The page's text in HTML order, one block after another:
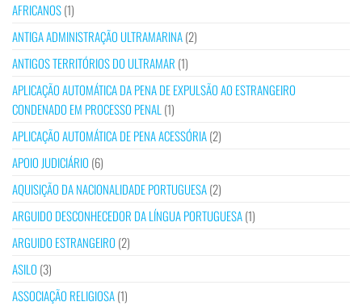
AFRICANOS(1)
ANTIGA ADMINISTRAÇÃO ULTRAMARINA(2)
ANTIGOS TERRITÓRIOS DO ULTRAMAR (1)
APLICAÇÃO AUTOMÁTICA DA PENA DE EXPULSÃO AO ESTRANGEIRO
CONDENADO EM PROCESSO PENAL (1)
APLICAÇÃO AUTOMÁTICA DE PENA ACESSÓRIA(2)
APOIO JUDICIÁRIO (6)
AQUISIÇÃO DA NACIONALIDADE PORTUGUESA(2)
ARGUIDO DESCONHECEDOR DA LÍNGUA PORTUGUESA(1)
ARGUIDO ESTRANGEIRO (2)
ASILO (3)
ASSOCIAÇÃO RELIGIOSA(1)